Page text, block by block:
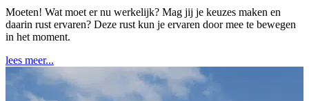
Moeten! Wat moet er nu werkelijk? Mag jij je keuzes maken en
daarin rust ervaren? Deze rust kun je ervaren door mee te bewegen
in het moment.
lees meer...